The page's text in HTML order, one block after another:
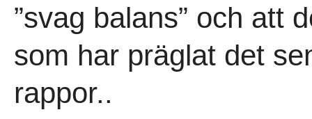
”svag balans” och att
som har präglat det
rappor..